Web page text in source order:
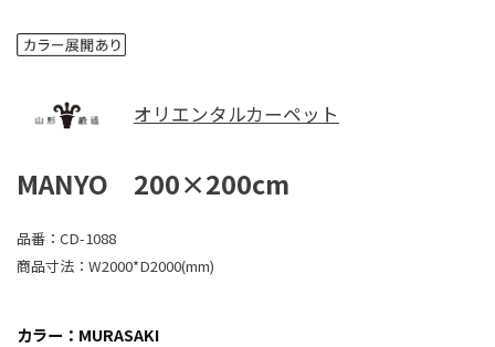
オリエンタルカーペット
MANYO 200×200cm
品番： CD-1088
商品寸法： W2000*D2000(mm)
カラー：MURASAKI